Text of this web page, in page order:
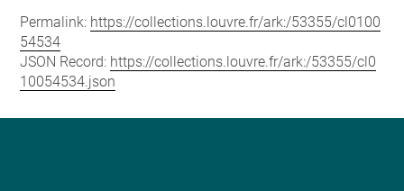
Permalink: https://collections.louvre.fr/ark:/53355/cl0100
54534
JSON Record: https://collections.louvre.fr/ark:/53355/cl0
10054534.json